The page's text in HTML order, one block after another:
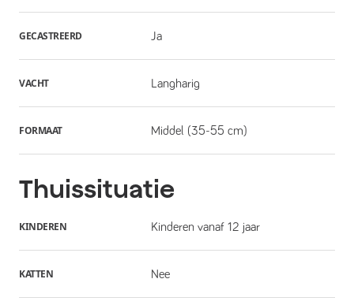
GECASTREERD Ja
VACHT Langharig
FORMAAT Middel (35-55 cm)
Thuissituatie
KINDEREN Kinderen vanaf 12 jaar
KATTEN Nee